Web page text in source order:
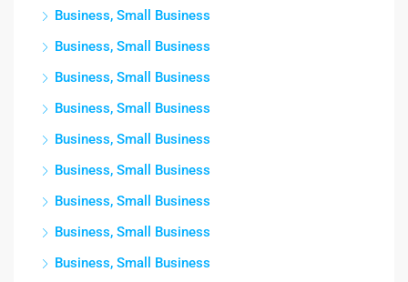
Business, Small Business
Business, Small Business
Business, Small Business
Business, Small Business
Business, Small Business
Business, Small Business
Business, Small Business
Business, Small Business
Business, Small Business